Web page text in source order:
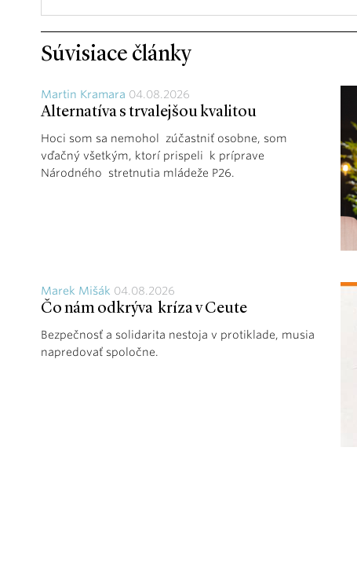
Súvisiace články
Martin Kramara 04.08.2026
Alternatíva s trvalejšou kvalitou
Hoci som sa nemohol zúčastniť osobne, som
vďačný všetkým, ktorí prispeli k príprave
Národného stretnutia mládeže P26.
Marek Mišák 04.08.2026
Čo nám odkrýva kríza v Ceute
Bezpečnosť a solidarita nestoja v protiklade, musia
napredovať spoločne.